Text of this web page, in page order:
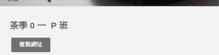
茶學 0 一 P 班